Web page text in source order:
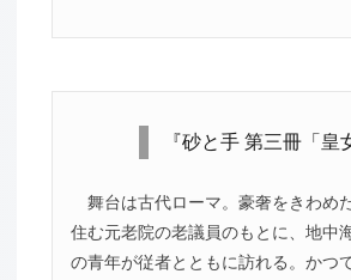
『砂と手 第三冊「皇
舞台は古代ローマ。豪奢をきわめ
住む元老院の老議員のもとに、地中
の青年が従者とともに訪れる。かつ